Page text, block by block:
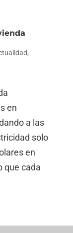
,
en
a las
solo
en
que cada